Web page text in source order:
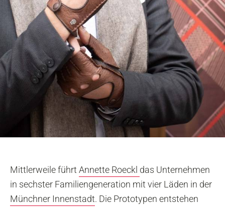
Mittlerweile führt Annette Roeckl das Unternehmen
in sechster Familiengeneration mit vier Läden in der
Münchner Innenstadt. Die Prototypen entstehen